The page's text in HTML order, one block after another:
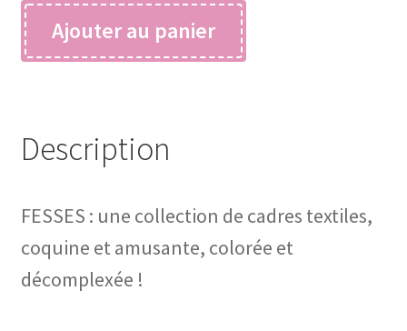
quantité
de
FESSES
Ajouter au panier
Description
FESSES : une collection de cadres textiles,
coquine et amusante, colorée et
décomplexée !